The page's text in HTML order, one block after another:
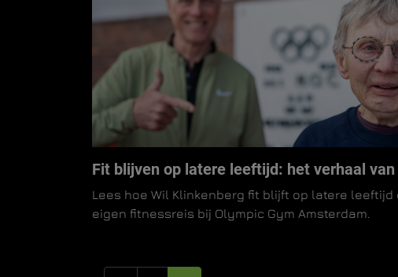
Fit blijven op latere leeftijd: het verhaal
Lees hoe Wil Klinkenberg fit blijft op latere leeftijd
eigen fitnessreis bij Olympic Gym Amsterdam.